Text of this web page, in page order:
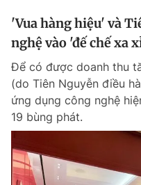
'Vua hàng hiệu' và
nghệ vào 'đế chế xa
Để có được doanh thu
(do Tiên Nguyễn điều
ứng dụng công nghệ
19 bùng phát.